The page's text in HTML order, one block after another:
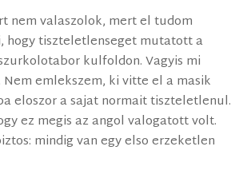
nem valaszolok, mert el tudom
hogy tiszteletlenseget mutatott a
kulfoldon. Vagyis mi
emlekszem, ki vitte el a masik
eloszor a sajat normait tiszteletlenul.
ez megis az angol valogatott volt.
mindig van egy elso erzeketlen